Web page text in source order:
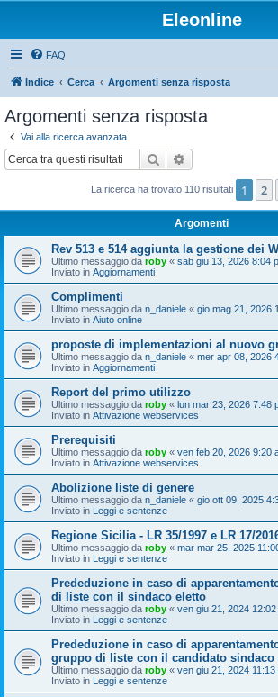
Eleonline
FAQ
Indice Cerca Argomenti senza risposta
Argomenti senza risposta
Vai alla ricerca avanzata
Cerca
La ricerca ha trovato 110 risultati 1 2
Argomenti
Rev 513 e 514 aggiunta la gestione dei
Ultimo messaggio da roby « sab giu 13, 2026 8:04
Inviato in Aggiornamenti
Complimenti
Ultimo messaggio da n_daniele « gio mag 21, 2026
Inviato in Aiuto online
proposte di implementazioni al nuovo
Ultimo messaggio da n_daniele « mer apr 08, 2026
Inviato in Aggiornamenti
Report del primo utilizzo
Ultimo messaggio da roby « lun mar 23, 2026 7:48
Inviato in Attivazione webservices
Prerequisiti
Ultimo messaggio da roby « ven feb 20, 2026 9:20
Inviato in Attivazione webservices
Abolizione liste di genere
Ultimo messaggio da n_daniele « gio ott 09, 2025
Inviato in Leggi e sentenze
Regione Sicilia - LR 35/1997 e LR 17/
Ultimo messaggio da roby « mar mar 25, 2025
Inviato in Leggi e sentenze
Prededuzione in caso di
di liste con il sindaco eletto
Ultimo messaggio da roby « ven giu 21, 2024 12:02
Inviato in Leggi e sentenze
Prededuzione in caso di
gruppo di liste con il candidato sindaco
Ultimo messaggio da roby « ven giu 21, 2024 11:13
Inviato in Leggi e sentenze